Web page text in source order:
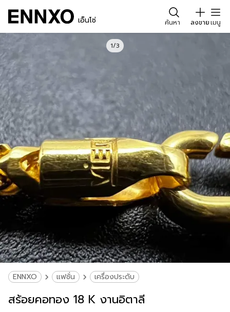
เอ็นโซ่ ค้นหา ลงขายเมนู
1/3
ENNXO แฟชั่น เครื่องประดับ
สร้อยคอทอง 18 K งานอิตาลี